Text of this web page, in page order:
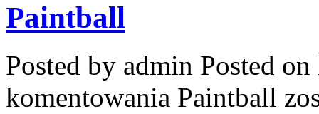
Paintball
Posted by admin Posted
komentowania Paintball